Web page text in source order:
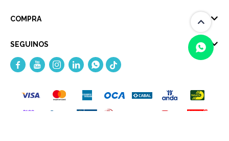
(0/4)
COMPRA
SEGUINOS
    